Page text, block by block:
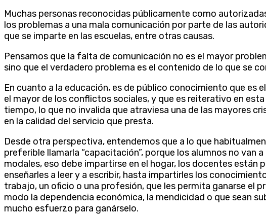
Muchas personas reconocidas públicamente como
los problemas a una mala comunicación por parte de las
que se imparte en las escuelas, entre otras causas.
Pensamos que la falta de comunicación no es el mayor
sino que el verdadero problema es el contenido de lo que se
En cuanto a la educación, es de público conocimiento que es
el mayor de los conflictos sociales, y que es reiterativo en
tiempo, lo que no invalida que atraviesa una de las mayores
en la calidad del servicio que presta.
Desde otra perspectiva, entendemos que a lo que
preferible llamarla “capacitación”, porque los alumnos no van
modales, eso debe impartirse en el hogar, los docentes están
enseñarles a leer y a escribir, hasta impartirles los
trabajo, un oficio o una profesión, que les permita ganarse el
modo la dependencia económica, la mendicidad o que sean
mucho esfuerzo para ganárselo.